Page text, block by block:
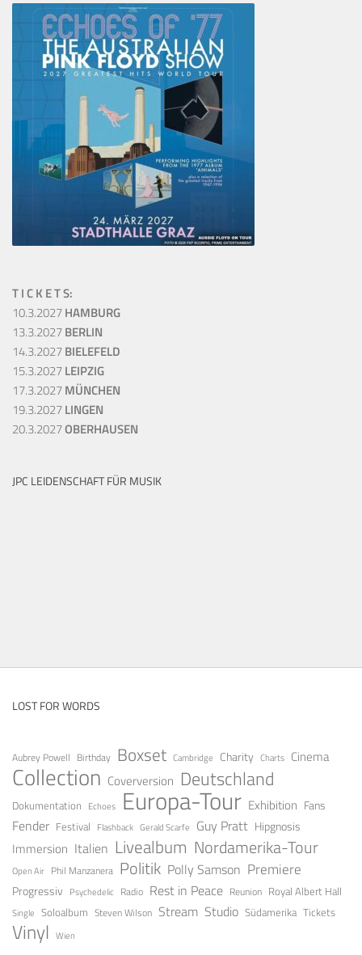
T I C K E T S:
10.3.2027HAMBURG
13.3.2027BERLIN
14.3.2027BIELEFELD
15.3.2027LEIPZIG
17.3.2027MÜNCHEN
19.3.2027LINGEN
20.3.2027OBERHAUSEN
JPC LEIDENSCHAFT FÜR MUSIK
LOST FOR WORDS
Aubrey Powell Birthday Boxset Cambridge Charity Charts Cinema
Collection Coverversion Deutschland
Dokumentation Echoes Europa-Tour Exhibition Fans
Fender Festival Flashback Gerald Scarfe Guy Pratt Hipgnosis
Immersion Italien Livealbum Nordamerika-Tour
Open Air Phil Manzanera Politik Polly Samson Premiere
Progressiv Psychedelic Radio Rest in Peace Reunion Royal Albert Hall
Single Soloalbum Steven Wilson Stream Studio Südamerika Tickets
Vinyl Wien